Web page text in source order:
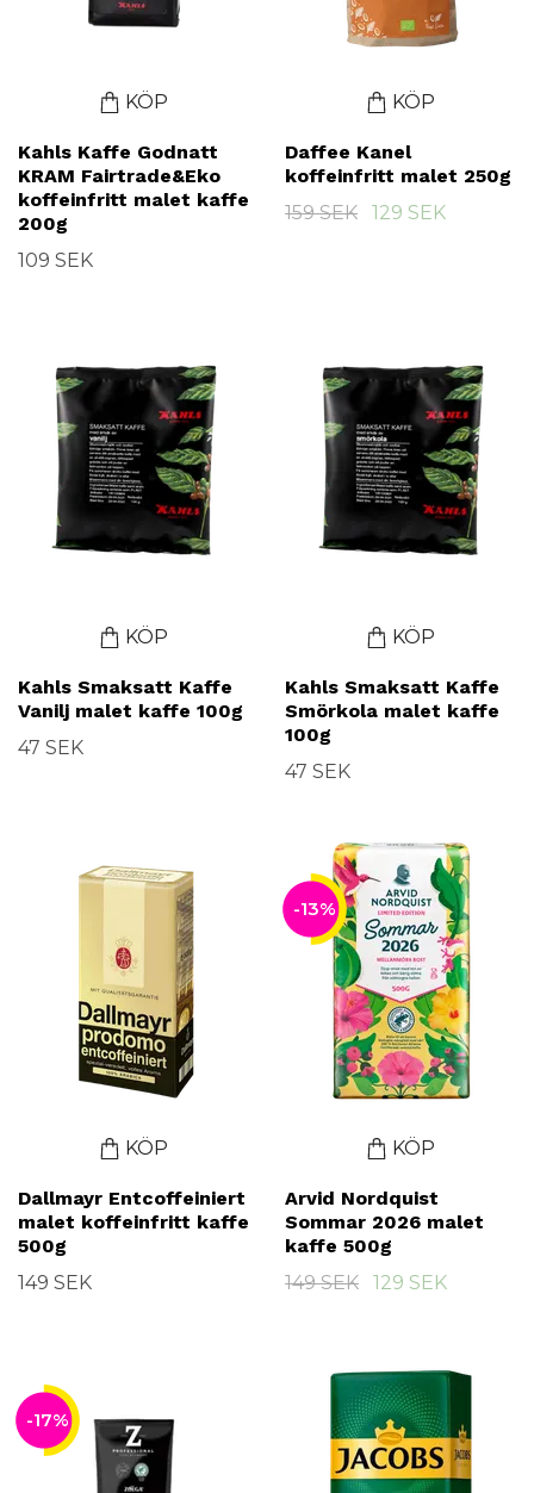
KÖP
Kahls Kaffe Godnatt
KRAM Fairtrade&Eko
koffeinfritt malet kaffe
200g
109 SEK
KÖP
Daffee Kanel
koffeinfritt malet 250g
159 SEK
129 SEK
KÖP
Kahls Smaksatt Kaffe
Vanilj malet kaffe 100g
47 SEK
KÖP
Kahls Smaksatt Kaffe
Smörkola malet kaffe
100g
47 SEK
KÖP
Dallmayr Entcoffeiniert
malet koffeinfritt kaffe
500g
149 SEK
-13%
KÖP
Arvid Nordquist
Sommar 2026 malet
kaffe 500g
149 SEK
129 SEK
-17%